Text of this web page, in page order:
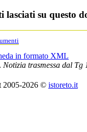
lasciati su questo
in formato XML
. Notizia trasmessa dal Tg
2005-2026 © istoreto.it